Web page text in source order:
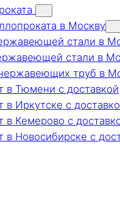
в Москву
стали в
стали в
труб в
в Тюмени с доставкой
в Иркутске с
в Кемерово с
в Новосибирске с